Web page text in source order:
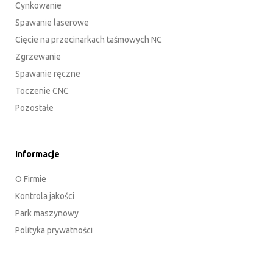
Cynkowanie
Spawanie laserowe
Cięcie na przecinarkach taśmowych NC
Zgrzewanie
Spawanie ręczne
Toczenie CNC
Pozostałe
Informacje
O Firmie
Kontrola jakości
Park maszynowy
Polityka prywatności